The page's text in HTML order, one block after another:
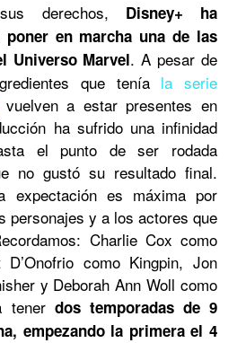
derechos, Disney+ ha
en marcha una de las
Universo Marvel. A pesar de
que tenía la serie
vuelven a estar presentes en
ha sufrido una infinidad
el punto de ser rodada
no gustó su resultado final.
expectación es máxima por
personajes y a los actores que
Charlie Cox como
D’Onofrio como Kingpin, Jon
y Deborah Ann Woll como
tener dos temporadas de 9
empezando la primera el 4